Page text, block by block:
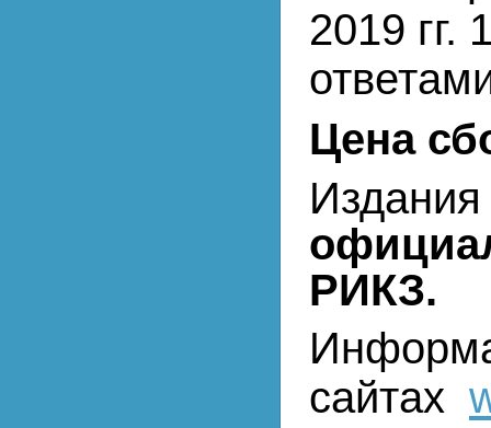
2019 гг.
Цена
РИКЗ.
сайтах